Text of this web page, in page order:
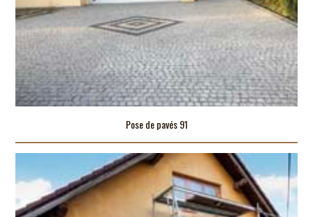
Pose de pavés 91